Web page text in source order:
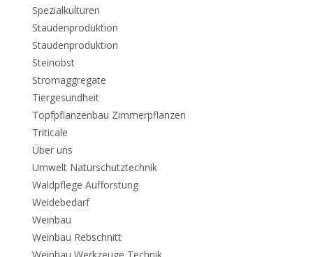
Spezialkulturen
Staudenproduktion
Staudenproduktion
Steinobst
Stromaggregate
Tiergesundheit
Topfpflanzenbau Zimmerpflanzen
Triticale
Über uns
Umwelt Naturschutztechnik
Waldpflege Aufforstung
Weidebedarf
Weinbau
Weinbau Rebschnitt
Weinbau Werkzeuge Technik